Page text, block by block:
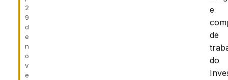
2
9
d
e
n
o
v
e
e
de
do